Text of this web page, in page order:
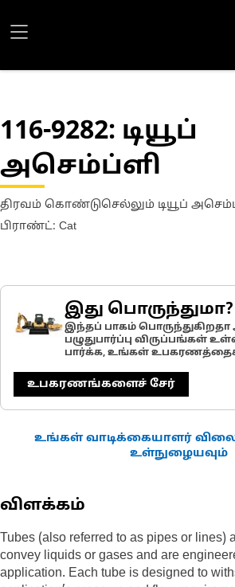
116-9282: டியூப்
அசெம்ப்ளி
திரவம் கொண்டுசெல்லும் டியூப்
பிராண்ட்: Cat
இது பொருந்துமா?
இந்தப் பாகம்
பழுதுபார்ப்பு விருப்பங்கள்
பார்க்க, உங்கள் உபகரணத்தைச்
உபகரணங்களைச் சேர்
உங்கள் வாடிக்கையாளர்
உள்நுழையவும்
விளக்கம்
Tubes (also referred to as pipes or lines)
convey liquids or gases and are
application. Each tube is designed to withstand the